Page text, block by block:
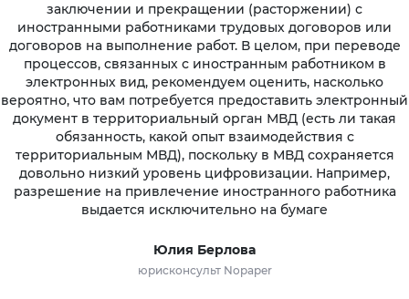
заключении и прекращении (расторжении) с
иностранными работниками трудовых договоров или
договоров на выполнение работ. В целом, при переводе
процессов, связанных с иностранным работником в
электронных вид, рекомендуем оценить, насколько
вероятно, что вам потребуется предоставить электронный
документ в территориальный орган МВД (есть ли такая
обязанность, какой опыт взаимодействия с
территориальным МВД), поскольку в МВД сохраняется
довольно низкий уровень цифровизации. Например,
разрешение на привлечение иностранного работника
выдается исключительно на бумаге
Юлия Берлова
юрисконсульт Nopaper